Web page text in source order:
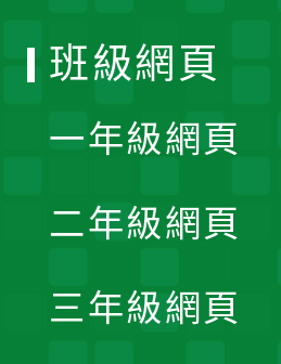
班級網頁
一年級網頁
二年級網頁
三年級網頁